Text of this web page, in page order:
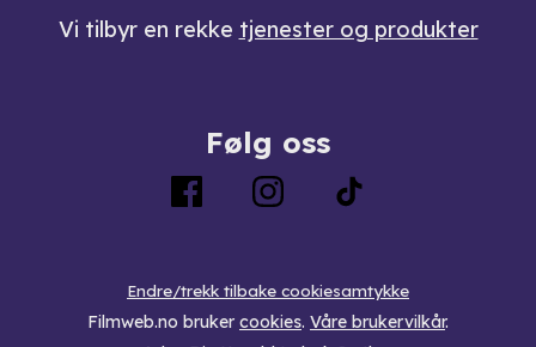
Vi tilbyr en rekke tjenester og produkter
Følg oss
Endre/trekk tilbake cookiesamtykke
Filmweb.no bruker cookies. Våre brukervilkår.